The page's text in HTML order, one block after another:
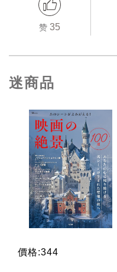
赞35
迷商品
價格:344